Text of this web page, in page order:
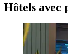
Hôtels avec